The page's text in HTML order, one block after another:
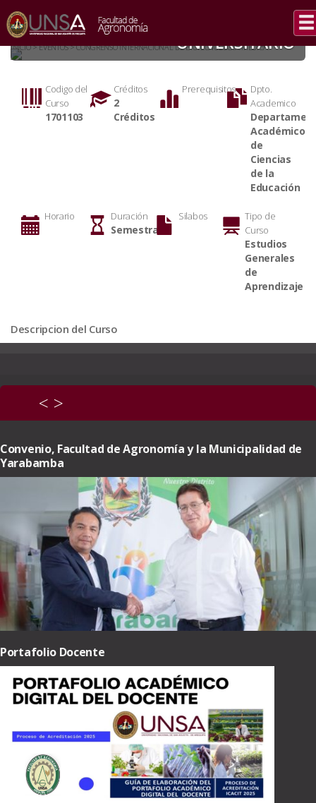
INICIO > EVENTOS > CONGRENSO INTERNACIONAL DE BIOTECNOLOGIA MEDICA
METODOLOGIA DEL
TRABAJO INTELECTUAL
UNIVERSITARIO
Codigo del
Curso
1701103
Créditos
2
Créditos
Prerequisitos
Dpto.
Academico
Académico
de
Ciencias
de la
Educación
Horario Duración
Semestral
Silabos
Tipo de
Curso
Estudios
Generales
de
Aprendizaje
Descripcion del Curso
< >
Convenio, Facultad de Agronomía y la Municipalidad de
Yarabamba
Portafolio Docente